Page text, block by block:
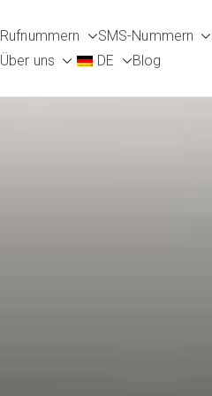
Virtuelle Telefonnummern
Rufnummern SMS-Nummern
Über uns
DE Blog